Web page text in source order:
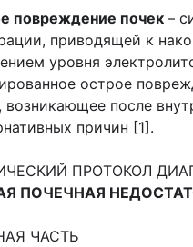
повреждение почек –
приводящей к
уровня
острое
после
причин [1].
ПРОТОКОЛ
ПОЧЕЧНАЯ
ЧАСТЬ